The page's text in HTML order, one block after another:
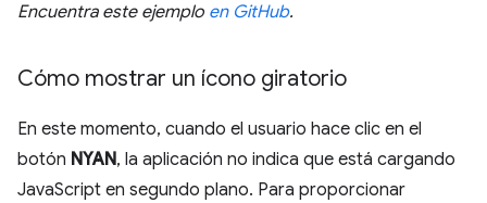
Encuentra este ejemplo en GitHub.
Cómo mostrar un ícono giratorio
En este momento, cuando el usuario hace clic en el
botón NYAN, la aplicación no indica que está cargando
JavaScript en segundo plano. Para proporcionar